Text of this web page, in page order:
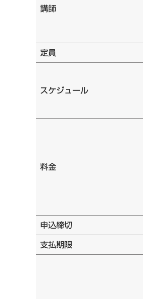
講師
定員
スケジュール
料金
申込締切
支払期限